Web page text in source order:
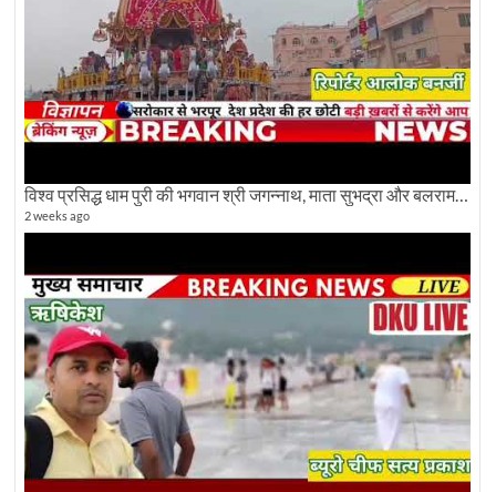
विश्व प्रसिद्ध धाम पुरी की भगवान श्री जगन्नाथ, माता सुभद्रा और बलराम जी की भव्य शोभा यात्रा देखिए
2 weeks ago